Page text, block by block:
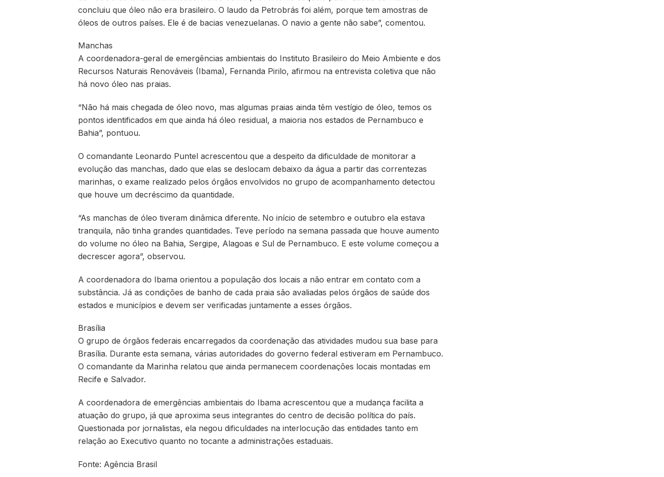
concluiu que óleo não era brasileiro. O laudo da Petrobrás foi além, porque tem amostras de
óleos de outros países. Ele é de bacias venezuelanas. O navio a gente não sabe”, comentou.
Manchas
A coordenadora-geral de emergências ambientais do Instituto Brasileiro do Meio Ambiente e dos
Recursos Naturais Renováveis (Ibama), Fernanda Pirilo, afirmou na entrevista coletiva que não
há novo óleo nas praias.
“Não há mais chegada de óleo novo, mas algumas praias ainda têm vestígio de óleo, temos os
pontos identificados em que ainda há óleo residual, a maioria nos estados de Pernambuco e
Bahia”, pontuou.
O comandante Leonardo Puntel acrescentou que a despeito da dificuldade de monitorar a
evolução das manchas, dado que elas se deslocam debaixo da água a partir das correntezas
marinhas, o exame realizado pelos órgãos envolvidos no grupo de acompanhamento detectou
que houve um decréscimo da quantidade.
“As manchas de óleo tiveram dinâmica diferente. No início de setembro e outubro ela estava
tranquila, não tinha grandes quantidades. Teve período na semana passada que houve aumento
do volume no óleo na Bahia, Sergipe, Alagoas e Sul de Pernambuco. E este volume começou a
decrescer agora”, observou.
A coordenadora do Ibama orientou a população dos locais a não entrar em contato com a
substância. Já as condições de banho de cada praia são avaliadas pelos órgãos de saúde dos
estados e municípios e devem ser verificadas juntamente a esses órgãos.
Brasília
O grupo de órgãos federais encarregados da coordenação das atividades mudou sua base para
Brasília. Durante esta semana, várias autoridades do governo federal estiveram em Pernambuco.
O comandante da Marinha relatou que ainda permanecem coordenações locais montadas em
Recife e Salvador.
A coordenadora de emergências ambientais do Ibama acrescentou que a mudança facilita a
atuação do grupo, já que aproxima seus integrantes do centro de decisão política do país.
Questionada por jornalistas, ela negou dificuldades na interlocução das entidades tanto em
relação ao Executivo quanto no tocante a administrações estaduais.
Fonte: Agência Brasil